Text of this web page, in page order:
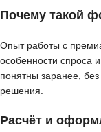
Почему такой
Опыт работы с
особенности спроса
понятны заранее,
решения.
Расчёт и